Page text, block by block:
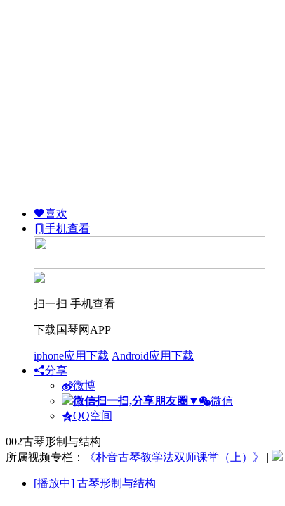
喜欢
手机查看
扫一扫 手机查看
下载国琴网APP
iphone应用下载 Android应用下载
分享
微博
微信扫一扫,分享朋友圈 ▼
微信
QQ空间
002古琴形制与结构
所属视频专栏：
《朴音古琴教学法双师课堂（上）》 |
[播放中] 古琴形制与结构